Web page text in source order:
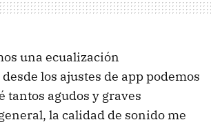
una ecualización
los ajustes de app podemos
tantos agudos y graves
la calidad de sonido me